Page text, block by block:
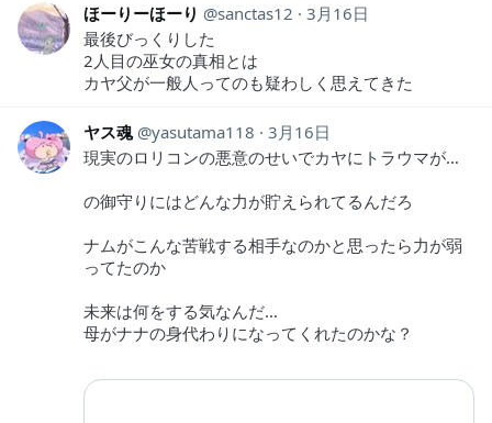
ほーりーほーり sanctas12
3月16日
最後びっくりした
2人目の巫女の真相とは
カヤ父が一般人ってのも疑わしく思えてきた
ヤス魂 yasutama118
3月16日
現実のロリコンの悪意のせいでカヤにトラウマが…
の御守りにはどんな力が貯えられてるんだろ
ナムがこんな苦戦する相手なのかと思ったら力が弱
ってたのか
未来は何をする気なんだ…
母がナナの身代わりになってくれたのかな？